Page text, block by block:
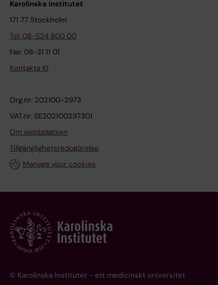
Karolinska Institutet
171 77 Stockholm
Tel: 08-524 800 00
Fax: 08-31 11 01
Kontakta KI
Org.nr: 202100-2973
VAT.nr: SE202100297301
Om webbplatsen
Tillgänglighetsredogörelse
Manage your cookies
© Karolinska Institutet - ett medicinskt universitet